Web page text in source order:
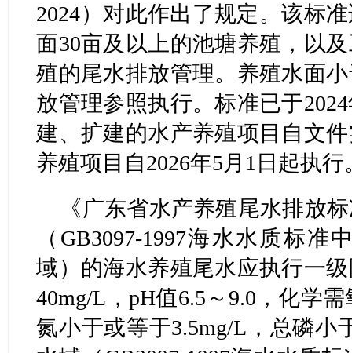
2024）对此作出了规定。该标
面30亩及以上的池塘养殖，以
殖的尾水排放管理。养殖水面
放管理参照执行。标准已于
建、扩建的水产养殖项目自文
养殖项目自2026年5月1日起执行
《广东省水产养殖尾水排放
（GB3097-1997海水水质标
域）的海水养殖尾水应执行一
40mg/L，pH值6.5～9.0，化学
氮小于或等于3.5mg/L，总磷小